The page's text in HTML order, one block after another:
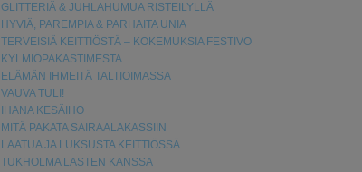
GLITTERIÄ & JUHLAHUMUA RISTEILYLLÄ
HYVIÄ, PAREMPIA & PARHAITA UNIA
TERVEISIÄ KEITTIÖSTÄ – KOKEMUKSIA FESTIVO
KYLMIÖPAKASTIMESTA
ELÄMÄN IHMEITÄ TALTIOIMASSA
VAUVA TULI!
IHANA KESÄIHO
MITÄ PAKATA SAIRAALAKASSIIN
LAATUA JA LUKSUSTA KEITTIÖSSÄ
TUKHOLMA LASTEN KANSSA